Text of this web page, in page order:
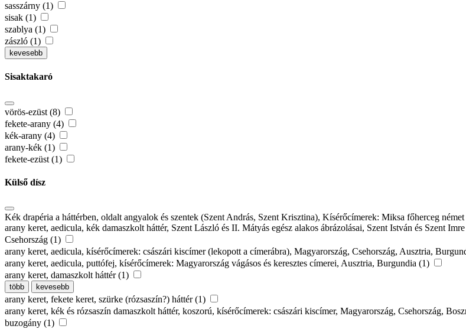
sasszárny (1)
sisak (1)
szablya (1)
zászló (1)
kevesebb
Sisaktakaró
vörös-ezüst (8)
fekete-arany (4)
kék-arany (4)
arany-kék (1)
fekete-ezüst (1)
Külső dísz
Kék drapéria a háttérben, oldalt angyalok és szentek (Szent András, Szent Krisztina), Kísérőcímerek: Miksa főherceg
arany keret, aedicula, kék damaszkolt háttér, Szent László és II. Mátyás egész alakos ábrázolásai, Szent István és Szent
Csehország (1)
arany keret, aedicula, kísérőcímerek: császári kiscímer (lekopott a címerábra), Magyarország, Csehország, Ausztria,
arany keret, aedicula, puttófej, kísérőcímerek: Magyarország vágásos és keresztes címerei, Ausztria, Burgundia (1)
arany keret, damaszkolt háttér (1)
több kevesebb
arany keret, fekete keret, szürke (rózsaszín?) háttér (1)
arany keret, kék és rózsaszín damaszkolt háttér, koszorú, kísérőcímerek: császári kiscímer, Magyarország, Csehország,
buzogány (1)